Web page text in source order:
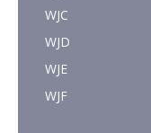
WJC
WJD
WJE
WJF